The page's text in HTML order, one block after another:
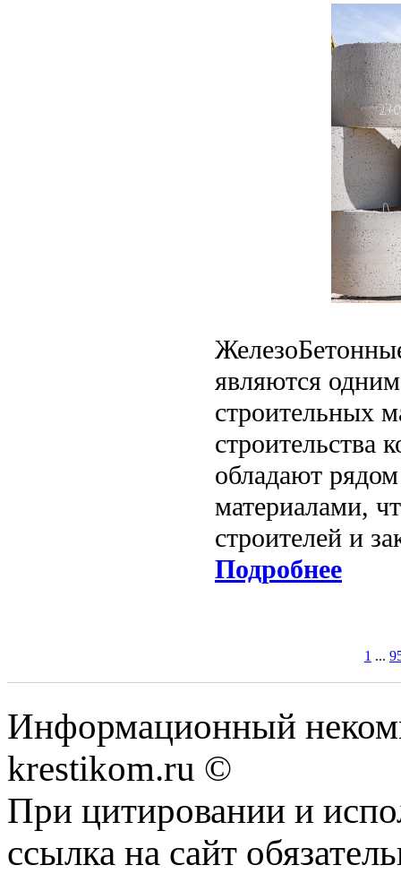
являются
строительных
строительства
обладают
материалами,
строителей и
Подробнее
1 ...
Информационный
krestikom.ru ©
При цитировании и
ссылка на сайт